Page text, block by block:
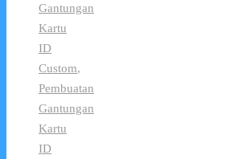
Gantungan
Kartu
ID
Custom,
Pembuatan
Gantungan
Kartu
ID